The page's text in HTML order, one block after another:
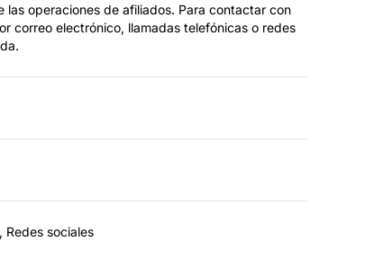
operaciones de afiliados. Para contactar con
correo electrónico, llamadas telefónicas o redes
Redes sociales